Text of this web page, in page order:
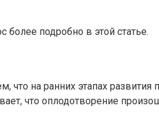
более подробно в этой статье.
на ранних этапах развития
что оплодотворение